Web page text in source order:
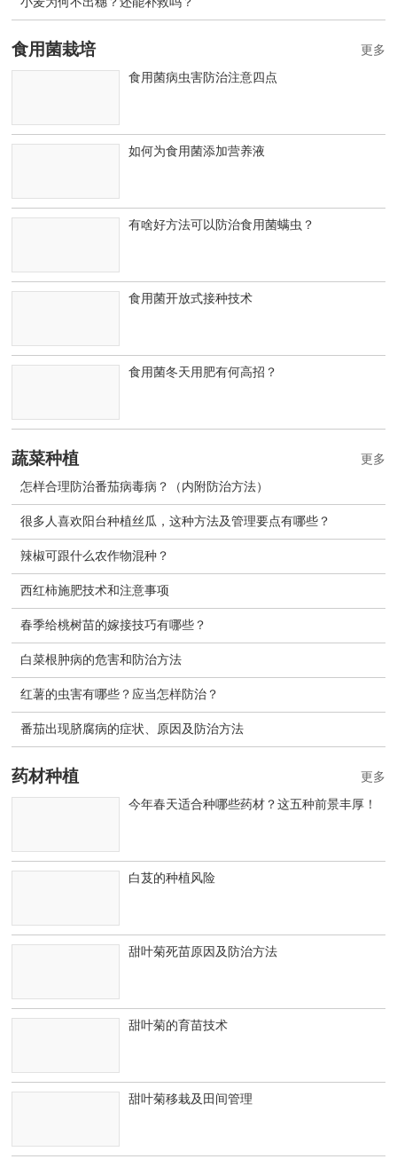
食用菌栽培
食用菌病虫害防治注意四点
如何为食用菌添加营养液
有啥好方法可以防治食用菌螨虫？
食用菌开放式接种技术
食用菌冬天用肥有何高招？
更多
蔬菜种植
怎样合理防治番茄病毒病？（内附防治方法）
很多人喜欢阳台种植丝瓜，这种方法及管理要点有哪些？
辣椒可跟什么农作物混种？
西红柿施肥技术和注意事项
春季给桃树苗的嫁接技巧有哪些？
白菜根肿病的危害和防治方法
红薯的虫害有哪些？应当怎样防治？
番茄出现脐腐病的症状、原因及防治方法
更多
药材种植
今年春天适合种哪些药材？这五种前景丰厚！
白芨的种植风险
甜叶菊死苗原因及防治方法
甜叶菊的育苗技术
甜叶菊移栽及田间管理
更多